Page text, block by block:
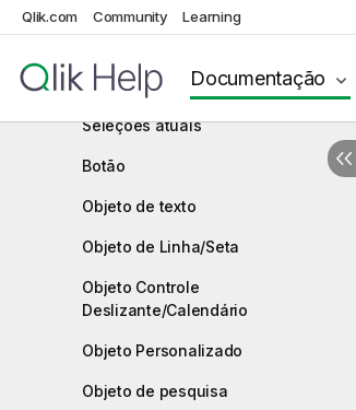
Qlik.com Community Learning
Documentação
Caixa de entrada
Seleções atuais
Botão
Objeto de texto
Objeto de Linha/Seta
Objeto Controle
Deslizante/Calendário
Objeto Personalizado
Objeto de pesquisa